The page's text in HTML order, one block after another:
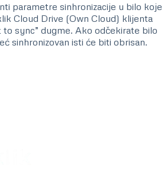
parametre sinhronizacije u bilo koje
Cloud Drive (Own Cloud) klijenta
to sync” dugme. Ako odčekirate bilo
sinhronizovan isti će biti obrisan.